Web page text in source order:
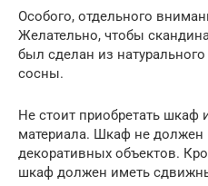
Особого, отдельного
Желательно, чтобы
был сделан из
сосны.
Не стоит приобретать шкаф
материала. Шкаф не должен
декоративных объектов.
шкаф должен иметь